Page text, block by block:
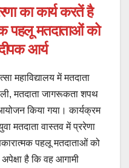
का कार्य करतें है
पहलू मतदाताओं को
आर्य
महाविद्यालय में मतदाता
मतदाता जागरूकता शपथ
किया गया। कार्यक्रम
मतदाता वास्तव में प्ररेणा
पहलू मतदाताओं को
है कि वह आगामी